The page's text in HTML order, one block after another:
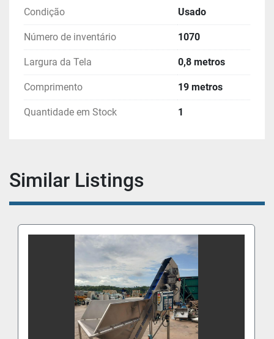
Condição Usado
Número de inventário 1070
Largura da Tela 0,8 metros
Comprimento 19 metros
Quantidade em Stock 1
Similar Listings